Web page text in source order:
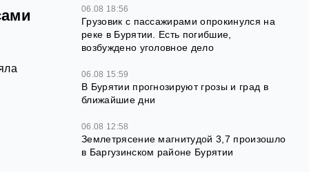
06.08 18:56
Грузовик с пассажирами опрокинулся на
реке в Бурятии. Есть погибшие,
возбуждено уголовное дело
06.08 15:59
В Бурятии прогнозируют грозы и град в
ближайшие дни
06.08 12:58
Землетрясение магнитудой 3,7 произошло
в Баргузинском районе Бурятии